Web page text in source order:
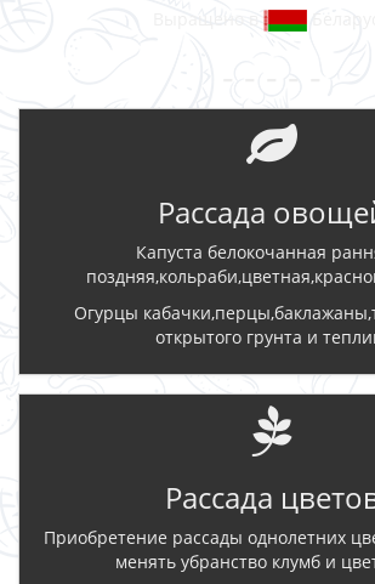
Рассада
Капуста белокочанная
Огурцы
открытого грунта и
Рассада
Приобретение рассады однолетних
менять убранство клумб и